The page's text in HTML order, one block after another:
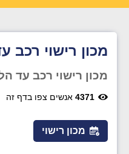
מכון רישוי רכב
מכון רישוי רכב עד
4371 אנשים צפו בדף זה
מכון רישוי